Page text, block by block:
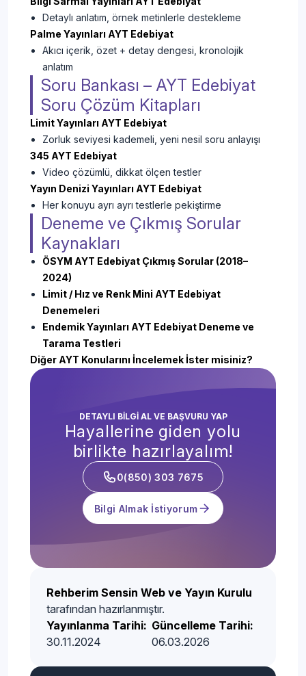
Detaylı anlatım, örnek metinlerle destekleme
Palme Yayınları AYT Edebiyat
Akıcı içerik, özet + detay dengesi, kronolojik
anlatım
Soru Bankası – AYT Edebiyat
Soru Çözüm Kitapları
Limit Yayınları AYT Edebiyat
Zorluk seviyesi kademeli, yeni nesil soru anlayışı
345 AYT Edebiyat
Video çözümlü, dikkat ölçen testler
Yayın Denizi Yayınları AYT Edebiyat
Her konuyu ayrı ayrı testlerle pekiştirme
Deneme ve Çıkmış Sorular
Kaynakları
ÖSYM AYT Edebiyat Çıkmış Sorular (2018–
2024)
Limit / Hız ve Renk Mini AYT Edebiyat
Denemeleri
Endemik Yayınları AYT Edebiyat Deneme ve
Tarama Testleri
Diğer AYT Konularını İncelemek İster misiniz?
DETAYLI BİLGİ AL VE BAŞVURU YAP
Hayallerine giden yolu
birlikte hazırlayalım!
0(850) 303 7675
Bilgi Almak İstiyorum
Rehberim Sensin Web ve Yayın Kurulu
tarafından hazırlanmıştır.
Yayınlanma Tarihi:
30.11.2024
Güncelleme Tarihi:
06.03.2026